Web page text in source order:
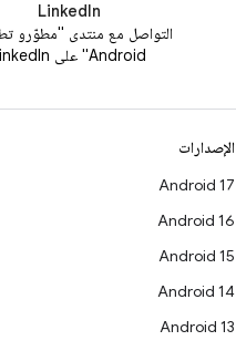
LinkedIn
التواصل مع منتدى "مطوّرو
Android" على LinkedIn
الإصدارات
Android 17
Android 16
Android 15
Android 14
Android 13